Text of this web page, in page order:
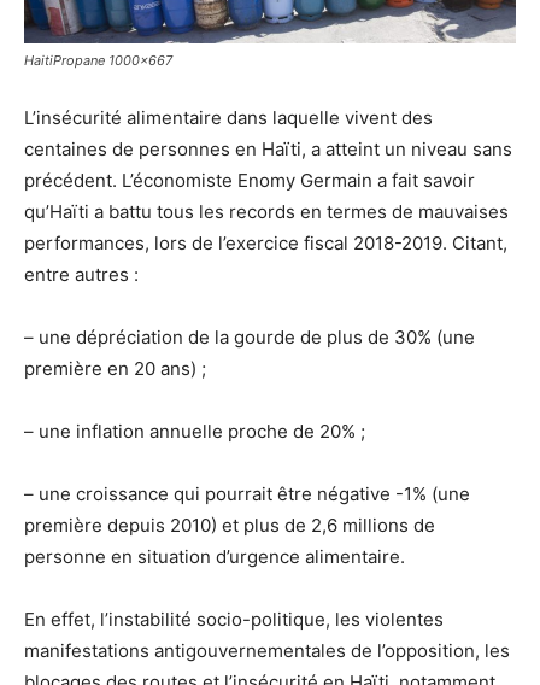
HaitiPropane 1000x667
L’insécurité alimentaire dans laquelle vivent des
centaines de personnes en Haïti, a atteint un niveau sans
précédent. L’économiste Enomy Germain a fait savoir
qu’Haïti a battu tous les records en termes de mauvaises
performances, lors de l’exercice fiscal 2018-2019. Citant,
entre autres :
– une dépréciation de la gourde de plus de 30% (une
première en 20 ans) ;
– une inflation annuelle proche de 20% ;
– une croissance qui pourrait être négative -1% (une
première depuis 2010) et plus de 2,6 millions de
personne en situation d’urgence alimentaire.
En effet, l’instabilité socio-politique, les violentes
manifestations antigouvernementales de l’opposition, les